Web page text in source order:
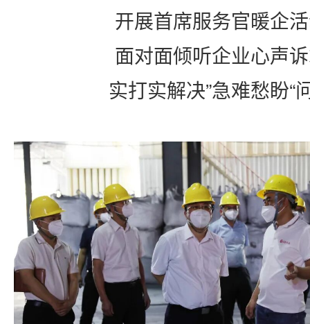
开展首席服务官暖企
面对面倾听企业心声
实打实解决”急难愁盼“